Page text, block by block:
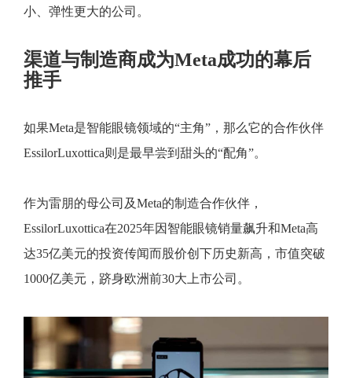
小、弹性更大的公司。
渠道与制造商成为Meta成功的幕后
推手
如果Meta是智能眼镜领域的“主角”，那么它的合作伙伴
EssilorLuxottica则是最早尝到甜头的“配角”。
作为雷朋的母公司及Meta的制造合作伙伴，
EssilorLuxottica在2025年因智能眼镜销量飙升和Meta高
达35亿美元的投资传闻而股价创下历史新高，市值突破
1000亿美元，跻身欧洲前30大上市公司。